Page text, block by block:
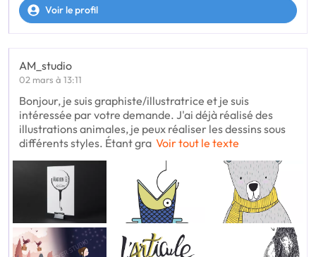
Voir le profil
AM_studio
02 mars à 13:11
Bonjour, je suis graphiste/illustratrice et je suis
intéressée par votre demande. J'ai déjà réalisé des
illustrations animales, je peux réaliser les dessins sous
différents styles. Étant gra Voir tout le texte